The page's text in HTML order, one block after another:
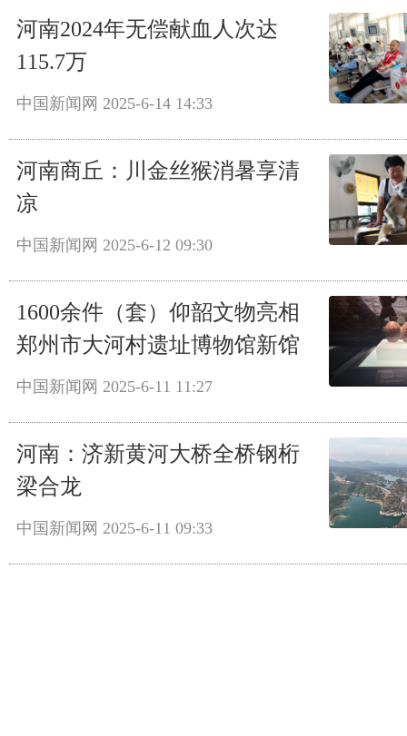
河南2024年无偿献血人次达
115.7万
中国新闻网 2025-6-14 14:33
河南商丘：川金丝猴消暑享清
凉
中国新闻网 2025-6-12 09:30
1600余件（套）仰韶文物亮相
郑州市大河村遗址博物馆新馆
中国新闻网 2025-6-11 11:27
河南：济新黄河大桥全桥钢桁
梁合龙
中国新闻网 2025-6-11 09:33